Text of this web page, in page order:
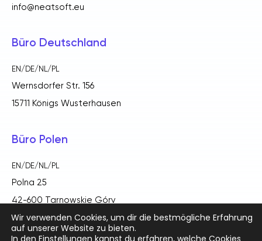
info@neatsoft.eu
Büro Deutschland
EN/DE/NL/PL
Wernsdorfer Str. 156
15711 Königs Wusterhausen
Büro Polen
EN/DE/NL/PL
Polna 25
42-600 Tarnowskie Góry
Wir verwenden Cookies, um dir die bestmögliche Erfahrung
auf unserer Website zu bieten.
In den Einstellungen kannst du erfahren, welche Cookies